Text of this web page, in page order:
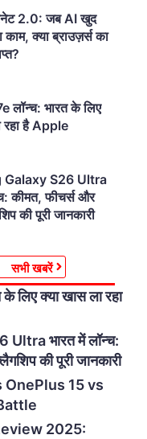
2.0: जब AI खुद
क्या ब्राउज़र्स का
लॉन्च: भारत के लिए
रहा है Apple
Galaxy S26 Ultra
कीमत, फीचर्स और
की पूरी जानकारी
सभी खबरें
लिए क्या खास ला रहा
भारत में लॉन्च:
की पूरी जानकारी
OnePlus 15 vs
2025: